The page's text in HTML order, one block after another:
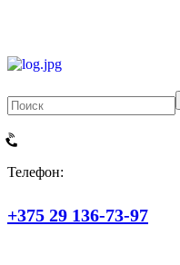
Телефон:
+375 29 136-73-97